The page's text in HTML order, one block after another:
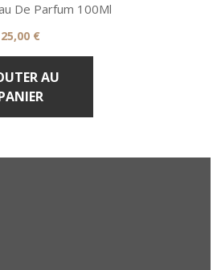
rapide
De Parfum 100Ml
Prix
25,00 €
AU